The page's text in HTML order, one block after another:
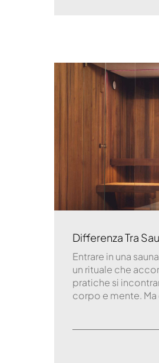
Differenza Tra
Entrare in una
un rituale che
pratiche si
corpo e mente. Ma